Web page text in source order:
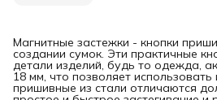
Магнитные застежки - кнопки
создании сумок. Эти практичные
детали изделий, будь то одежда,
18 мм, что позволяет
пришивные из стали отличаются